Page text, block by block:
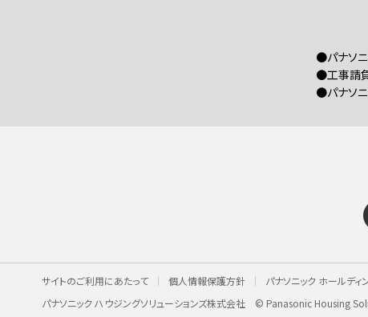
●パナソニ
●工事請負
●パナソ
サイトのご利用にあたって 個人情報保護方針 パナソニック ホールディ
パナソニック ハウジングソリューションズ株式会社
© Panasonic Housing